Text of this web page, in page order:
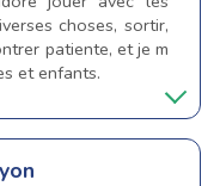
choses, sortir,
patiente, et je m
et enfants.